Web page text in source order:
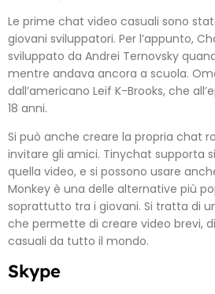
Le prime chat video casuali sono
giovani sviluppatori. Per l’appunto,
sviluppato da Andrei Ternovsky
mentre andava ancora a scuola.
dall’americano Leif K-Brooks, che
18 anni.
Si può anche creare la propria chat
invitare gli amici. Tinychat supporta
quella video, e si possono usare
Monkey è una delle alternative più
soprattutto tra i giovani. Si tratta di
che permette di creare video brevi,
casuali da tutto il mondo.
Skype